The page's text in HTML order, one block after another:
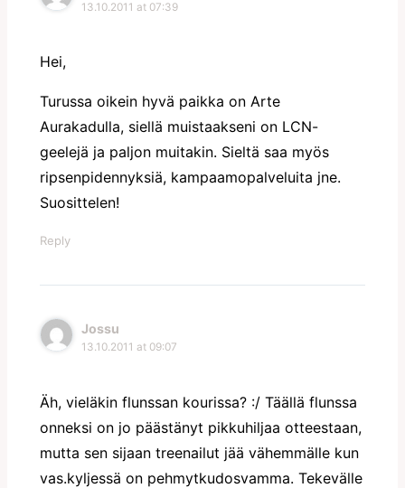
13.10.2011 at 07:39
Hei,
Turussa oikein hyvä paikka on Arte
Aurakadulla, siellä muistaakseni on LCN-
geelejä ja paljon muitakin. Sieltä saa myös
ripsenpidennyksiä, kampaamopalveluita jne.
Suosittelen!
Reply
Jossu
13.10.2011 at 09:07
Äh, vieläkin flunssan kourissa? :/ Täällä flunssa
onneksi on jo päästänyt pikkuhiljaa otteestaan,
mutta sen sijaan treenailut jää vähemmälle kun
vas.kyljessä on pehmytkudosvamma. Tekevälle